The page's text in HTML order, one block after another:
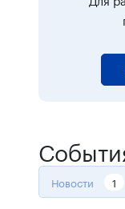
Новости 1